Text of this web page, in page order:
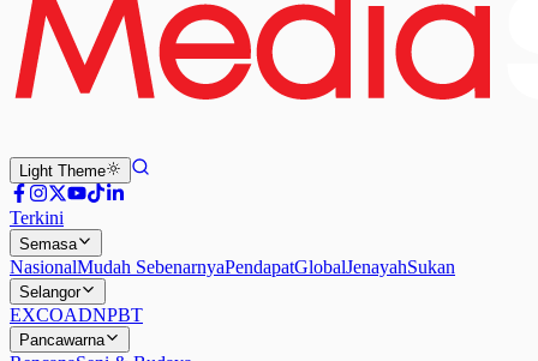
Light Theme
Terkini
Semasa
NasionalMudah SebenarnyaPendapatGlobalJenayahSukan
Selangor
EXCOADNPBT
Pancawarna